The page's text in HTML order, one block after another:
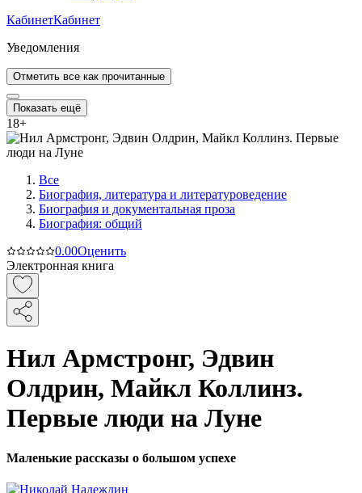
КабинетКабинет
Уведомления
Отметить все как прочитанные
Показать ещё
18+
Все
Биография, литература и литературоведение
Биография и документальная проза
Биография: общий
0.00Оценить
Электронная книга
Нил Армстронг, Эдвин
Олдрин, Майкл Коллинз.
Первые люди на Луне
Маленькие рассказы о большом успехе